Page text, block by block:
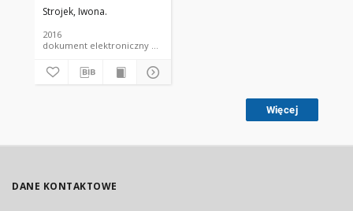
Kościoła w nauczaniu
Strojek, Iwona.
2016
dokument elektroniczny czasopismo
Więcej
DANE KONTAKTOWE